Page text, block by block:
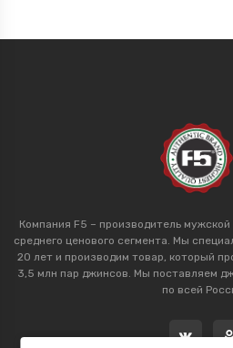
Компания F5 – производитель
среднего ценового сегмента. Мы
20 лет и производим товар, который
3,5 млн пар джинсов. Мы поставляем
по всей